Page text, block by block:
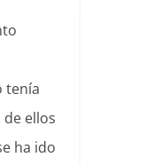
tenía
ellos
ha ido